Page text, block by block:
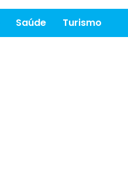
Saúde Turismo